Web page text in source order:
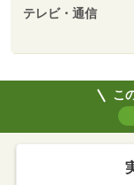
テレビ・通信
こ